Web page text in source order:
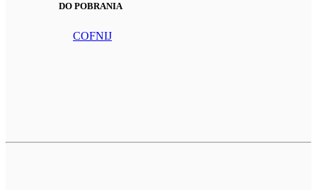
DO POBRANIA
COFNIJ